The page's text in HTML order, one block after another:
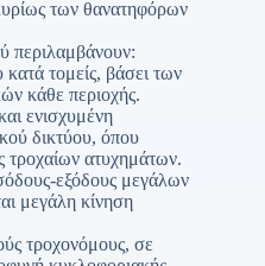
των θανατηφόρων
περιλαμβάνουν:
τομείς, βάσει των
κάθε περιοχής.
ενισχυμένη
δικτύου, όπου
τροχαίων ατυχημάτων.
εξόδους μεγάλων
μεγάλη κίνηση
τροχονόμους, σε